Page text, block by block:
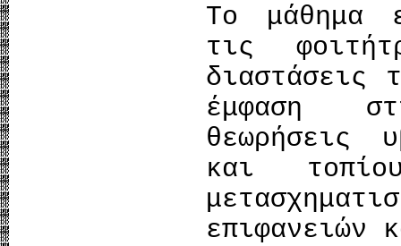
Το μάθημα
τις
διαστάσεις
έμφαση
θεωρήσεις
και
επιφανειών